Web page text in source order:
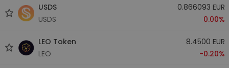
USDS
USDS
0.866093 EUR
0.00%
LEO Token
LEO
8.4500 EUR
-0.20%